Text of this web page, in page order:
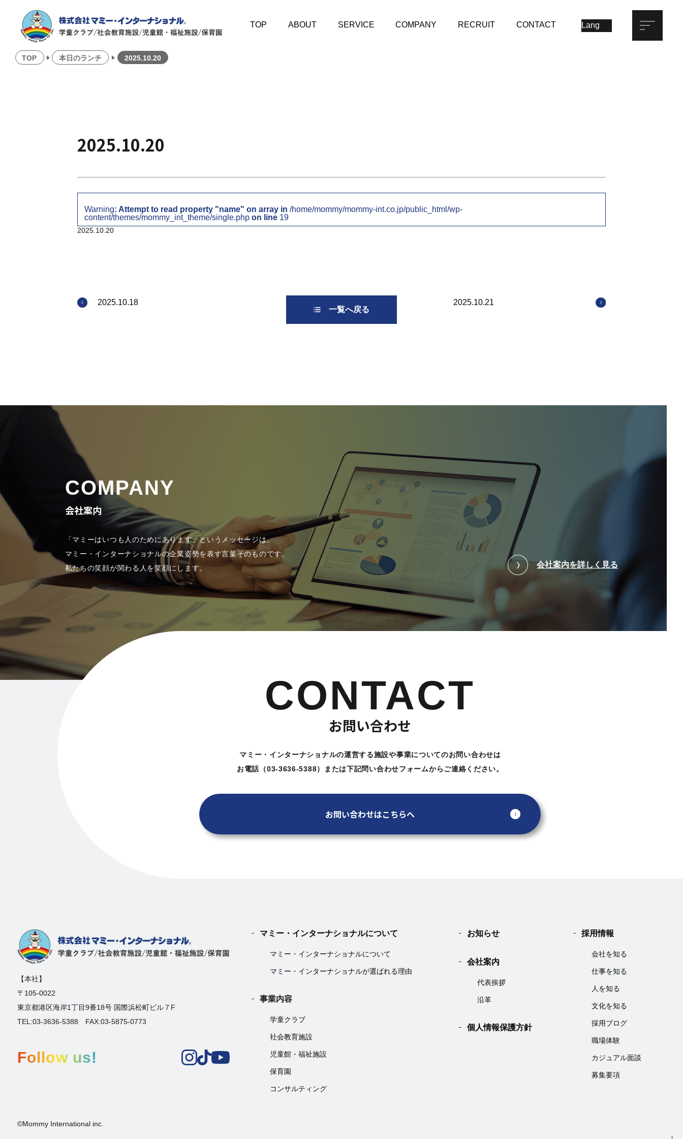
TOP ABOUT SERVICE COMPANY RECRUIT CONTACT
TOP 本日のランチ 2025.10.20
2025.10.20
Warning: Attempt to read property "name" on array in /home/mommy/mommy-int.co.jp/public_html/wp-
content/themes/mommy_int_theme/single.php on line 19
2025.10.20
2025.10.18
一覧へ戻る
2025.10.21
COMPANY
会社案内
「マミーはいつも人のためにあります」というメッセージは、
マミー・インターナショナルの企業姿勢を表す言葉そのものです。
私たちの笑顔が関わる人を笑顔にします。
会社案内を詳しく見る
CONTACT
お問い合わせ
マミー・インターナショナルの運営する施設や事業についてのお問い合わせは
お電話（03-3636-5388）または下記問い合わせフォームからご連絡ください。
お問い合わせはこちらへ
【本社】
〒105-0022
東京都港区海岸1丁目9番18号 国際浜松町ビル７F
TEL:03-3636-5388 FAX:03-5875-0773
Follow us!
マミー・インターナショナルについて
マミー・インターナショナルについて
マミー・インターナショナルが選ばれる理由
事業内容
学童クラブ
社会教育施設
児童館・福祉施設
保育園
コンサルティング
お知らせ
会社案内
代表挨拶
沿革
個人情報保護方針
採用情報
会社を知る
仕事を知る
人を知る
文化を知る
採用ブログ
職場体験
カジュアル面談
募集要項
©Mommy International inc.